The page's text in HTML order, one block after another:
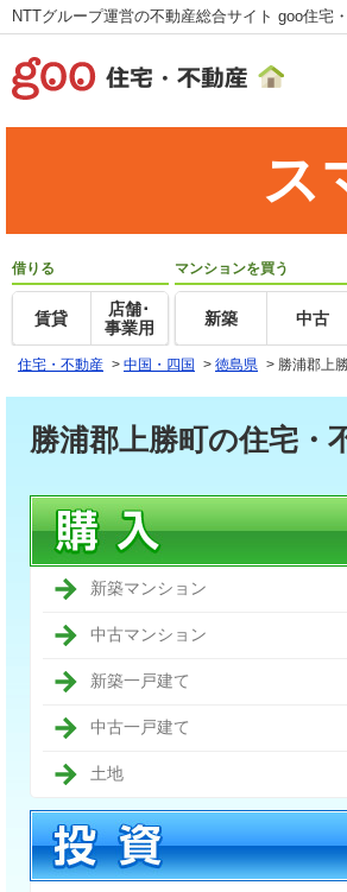
NTTグループ運営の不動産総合サイト goo住宅
ス
借りる
賃貸
店舗･
事業用
マンションを買う
新築 中古
住宅・不動産 > 中国・四国 > 徳島県 > 勝浦郡上
勝浦郡上勝町の住宅・
新築マンション
中古マンション
新築一戸建て
中古一戸建て
土地